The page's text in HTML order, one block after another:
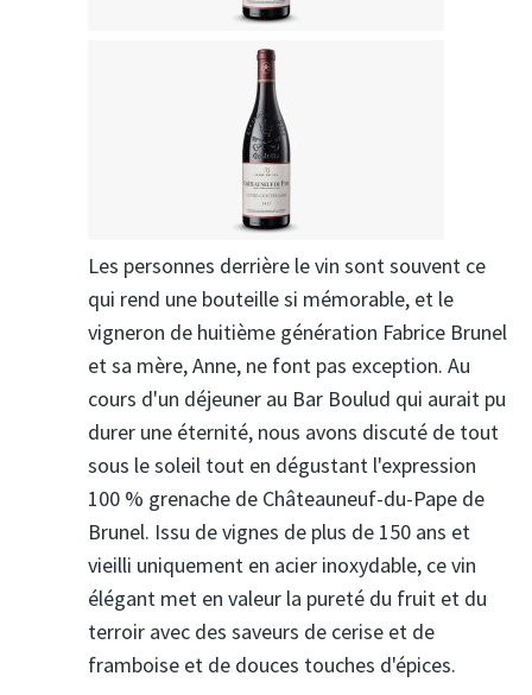
Les personnes derrière le vin sont souvent ce
qui rend une bouteille si mémorable, et le
vigneron de huitième génération Fabrice Brunel
et sa mère, Anne, ne font pas exception. Au
cours d'un déjeuner au Bar Boulud qui aurait pu
durer une éternité, nous avons discuté de tout
sous le soleil tout en dégustant l'expression
100 % grenache de Châteauneuf-du-Pape de
Brunel. Issu de vignes de plus de 150 ans et
vieilli uniquement en acier inoxydable, ce vin
élégant met en valeur la pureté du fruit et du
terroir avec des saveurs de cerise et de
framboise et de douces touches d'épices.